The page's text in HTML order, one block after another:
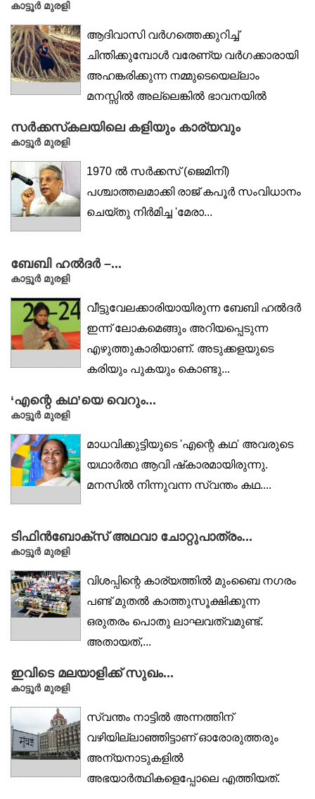
കാട്ടൂര്‍ മുരളി
ആദിവാസി വർഗത്തെക്കുറിച്ച്
ചിന്തിക്കുമ്പോൾ വരേണ്യ വർഗക്കാരായി
അഹങ്കരിക്കുന്ന നമ്മുടെയെല്ലാം
മനസ്സിൽ അല്ലെങ്കിൽ ഭാവനയിൽ
സർക്കസ്‌കലയിലെ കളിയും കാര്യവും
കാട്ടൂര്‍ മുരളി
1970 ൽ സർക്കസ് (ജെമിനി)
പശ്ചാത്തലമാക്കി രാജ് കപൂർ സംവിധാനം
ചെയ്തു നിർമിച്ച 'മേരാ...
ബേബി ഹൽദർ –...
കാട്ടൂർ മുരളി
വീട്ടുവേലക്കാരിയായിരുന്ന ബേബി ഹൽദർ
ഇന്ന് ലോകമെങ്ങും അറിയപ്പെടുന്ന
എഴുത്തുകാരിയാണ്. അടുക്കളയുടെ
കരിയും പുകയും കൊണ്ടു...
‘എന്റെ കഥ’യെ വെറും...
കാട്ടൂർ മുരളി
മാധവിക്കുട്ടിയുടെ 'എന്റെ കഥ' അവരുടെ
യഥാർത്ഥ ആവി ഷ്‌കാരമായിരുന്നു.
മനസിൽ നിന്നുവന്ന സ്വന്തം കഥ....
ടിഫിൻബോക്‌സ് അഥവാ ചോറ്റുപാത്രം...
കാട്ടൂര്‍ മുരളി
വിശപ്പിന്റെ കാര്യത്തിൽ മുംബൈ നഗരം
പണ്ട് മുതൽ കാത്തുസൂക്ഷിക്കുന്ന
ഒരുതരം പൊതു ലാഘവത്വമുണ്ട്.
അതായത്,...
ഇവിടെ മലയാളിക്ക് സുഖം...
കാട്ടൂര്‍ മുരളി
സ്വന്തം നാട്ടിൽ അന്നത്തിന്
വഴിയില്ലാഞ്ഞിട്ടാണ് ഓരോരുത്തരും
അന്യനാടുകളിൽ
അഭയാർത്ഥികളെപ്പോലെ എത്തിയത്.